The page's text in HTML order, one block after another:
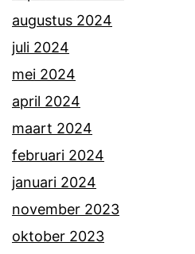
augustus 2024
juli 2024
mei 2024
april 2024
maart 2024
februari 2024
januari 2024
november 2023
oktober 2023